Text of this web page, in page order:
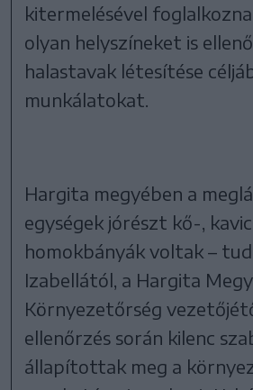
kitermelésével
olyan helyszíneket is
halastavak létesítése
munkálatokat.
Hargita megyében a
egységek jórészt kő-,
homokbányák voltak –
Izabellától, a Hargita
Környezetőrség
ellenőrzés során kilenc
állapítottak meg a